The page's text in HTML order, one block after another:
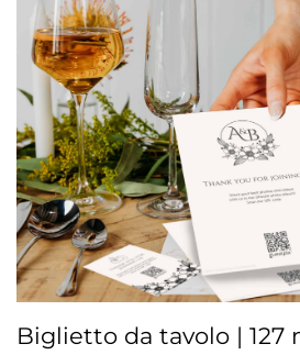
Biglietto da tavolo | 127